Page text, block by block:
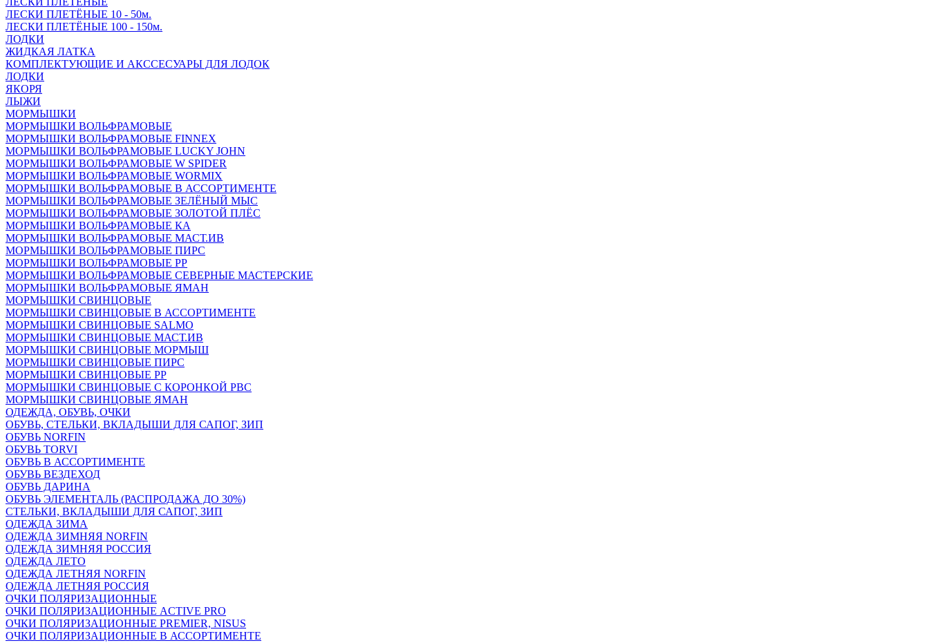
ЛЕСКИ ПЛЕТЁНЫЕ 10 - 50м.
ЛЕСКИ ПЛЕТЁНЫЕ 100 - 150м.
ЛОДКИ
ЖИДКАЯ ЛАТКА
КОМПЛЕКТУЮЩИЕ И АКССЕСУАРЫ ДЛЯ ЛОДОК
ЛОДКИ
ЯКОРЯ
ЛЫЖИ
МОРМЫШКИ
МОРМЫШКИ ВОЛЬФРАМОВЫЕ
МОРМЫШКИ ВОЛЬФРАМОВЫЕ FINNEX
МОРМЫШКИ ВОЛЬФРАМОВЫЕ LUCKY JOHN
МОРМЫШКИ ВОЛЬФРАМОВЫЕ W SPIDER
МОРМЫШКИ ВОЛЬФРАМОВЫЕ WORMIX
МОРМЫШКИ ВОЛЬФРАМОВЫЕ В АССОРТИМЕНТЕ
МОРМЫШКИ ВОЛЬФРАМОВЫЕ ЗЕЛЁНЫЙ МЫС
МОРМЫШКИ ВОЛЬФРАМОВЫЕ ЗОЛОТОЙ ПЛЁС
МОРМЫШКИ ВОЛЬФРАМОВЫЕ КА
МОРМЫШКИ ВОЛЬФРАМОВЫЕ МАСТ.ИВ
МОРМЫШКИ ВОЛЬФРАМОВЫЕ ПИРС
МОРМЫШКИ ВОЛЬФРАМОВЫЕ РР
МОРМЫШКИ ВОЛЬФРАМОВЫЕ СЕВЕРНЫЕ МАСТЕРСКИЕ
МОРМЫШКИ ВОЛЬФРАМОВЫЕ ЯМАН
МОРМЫШКИ СВИНЦОВЫЕ
МОРМЫШКИ СВИНЦОВЫЕ В АССОРТИМЕНТЕ
МОРМЫШКИ СВИНЦОВЫЕ SALMO
МОРМЫШКИ СВИНЦОВЫЕ МАСТ.ИВ
МОРМЫШКИ СВИНЦОВЫЕ МОРМЫШ
МОРМЫШКИ СВИНЦОВЫЕ ПИРС
МОРМЫШКИ СВИНЦОВЫЕ РР
МОРМЫШКИ СВИНЦОВЫЕ С КОРОНКОЙ РВС
МОРМЫШКИ СВИНЦОВЫЕ ЯМАН
ОДЕЖДА, ОБУВЬ, ОЧКИ
ОБУВЬ, СТЕЛЬКИ, ВКЛАДЫШИ ДЛЯ САПОГ, ЗИП
ОБУВЬ NORFIN
ОБУВЬ TORVI
ОБУВЬ В АССОРТИМЕНТЕ
ОБУВЬ ВЕЗДЕХОД
ОБУВЬ ДАРИНА
ОБУВЬ ЭЛЕМЕНТАЛЬ (РАСПРОДАЖА ДО 30%)
СТЕЛЬКИ, ВКЛАДЫШИ ДЛЯ САПОГ, ЗИП
ОДЕЖДА ЗИМА
ОДЕЖДА ЗИМНЯЯ NORFIN
ОДЕЖДА ЗИМНЯЯ РОССИЯ
ОДЕЖДА ЛЕТО
ОДЕЖДА ЛЕТНЯЯ NORFIN
ОДЕЖДА ЛЕТНЯЯ РОССИЯ
ОЧКИ ПОЛЯРИЗАЦИОННЫЕ
ОЧКИ ПОЛЯРИЗАЦИОННЫЕ ACTIVE PRO
ОЧКИ ПОЛЯРИЗАЦИОННЫЕ PREMIER, NISUS
ОЧКИ ПОЛЯРИЗАЦИОННЫЕ В АССОРТИМЕНТЕ